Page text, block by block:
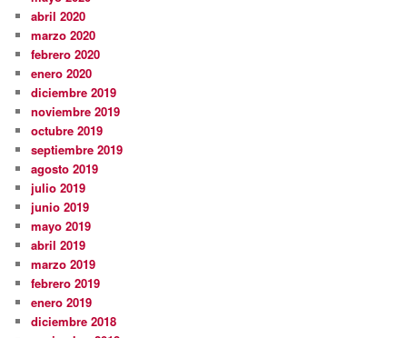
abril 2020
marzo 2020
febrero 2020
enero 2020
diciembre 2019
noviembre 2019
octubre 2019
septiembre 2019
agosto 2019
julio 2019
junio 2019
mayo 2019
abril 2019
marzo 2019
febrero 2019
enero 2019
diciembre 2018